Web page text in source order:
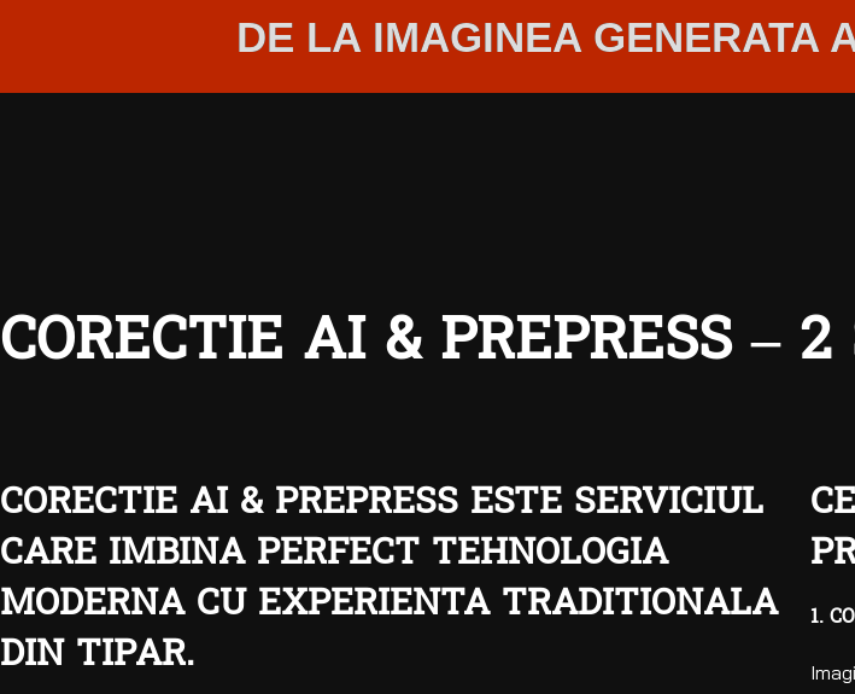
DE LA IMAGINEA GENERATA
CORECTIE AI & PREPRESS –
CORECTIE AI & PREPRESS ESTE SERVICIUL
CARE IMBINA PERFECT TEHNOLOGIA
MODERNA CU EXPERIENTA TRADITIONALA
DIN TIPAR.
1.